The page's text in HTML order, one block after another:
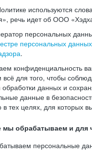
используются
речь идет об ООО
персональных
персональных
.
конфиденциальность
для того, чтобы
обработки данных и
данные в
в тех целях, для которых
мы обрабатываем и для
персональные